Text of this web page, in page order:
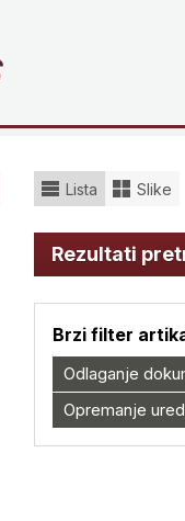
Lista Slike
Rezultati
Brzi filter
Odlaganje
Opremanje